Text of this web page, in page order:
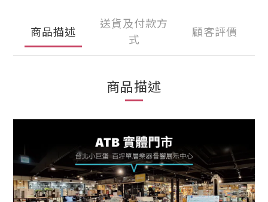
商品描述
送貨及付款方
式
顧客評價
商品描述